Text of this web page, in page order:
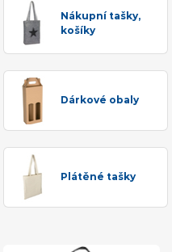
Nákupní tašky,
košíky
Dárkové obaly
Plátěné tašky